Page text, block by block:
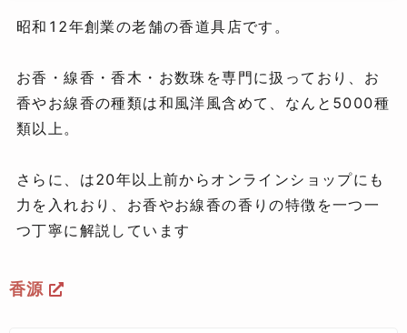
昭和12年創業の老舗の香道具店です。
お香・線香・香木・お数珠を専門に扱っており、お
香やお線香の種類は和風洋風含めて、なんと5000種
類以上。
さらに、は20年以上前からオンラインショップにも
力を入れおり、お香やお線香の香りの特徴を一つ一
つ丁寧に解説しています
香源